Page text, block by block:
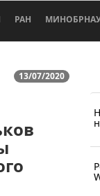
РАН
13/07/2020